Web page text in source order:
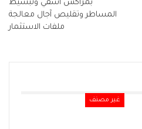
بمراكش آسفي وتبسيط
المساطر وتقليص آجال معالجة
ملفات الاستثمار
غير مصنف